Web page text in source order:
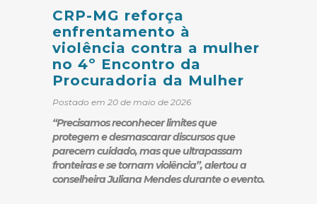
CRP-MG reforça
enfrentamento à
violência contra a mulher
no 4º Encontro da
Procuradoria da Mulher
Postado em 20 de maio de 2026
“Precisamos reconhecer limites que
protegem e desmascarar discursos que
parecem cuidado, mas que ultrapassam
fronteiras e se tornam violência”, alertou a
conselheira Juliana Mendes durante o evento.